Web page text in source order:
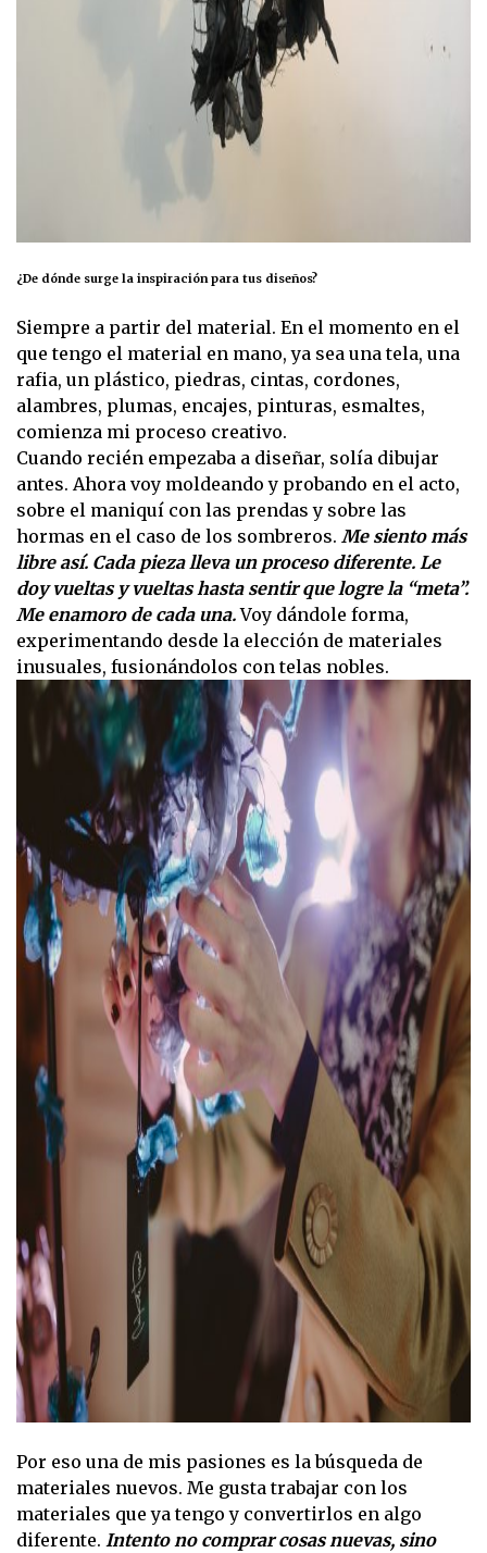
¿De dónde surge la inspiración para tus diseños?
Siempre a partir del material. En el momento en el
que tengo el material en mano, ya sea una tela, una
rafia, un plástico, piedras, cintas, cordones,
alambres, plumas, encajes, pinturas, esmaltes,
comienza mi proceso creativo.
Cuando recién empezaba a diseñar, solía dibujar
antes. Ahora voy moldeando y probando en el acto,
sobre el maniquí con las prendas y sobre las
hormas en el caso de los sombreros. Me siento más
libre así. Cada pieza lleva un proceso diferente. Le
doy vueltas y vueltas hasta sentir que logre la “meta”.
Me enamoro de cada una.Voy dándole forma,
experimentando desde la elección de materiales
inusuales, fusionándolos con telas nobles.
Por eso una de mis pasiones es la búsqueda de
materiales nuevos. Me gusta trabajar con los
materiales que ya tengo y convertirlos en algo
diferente. Intento no comprar cosas nuevas, sino